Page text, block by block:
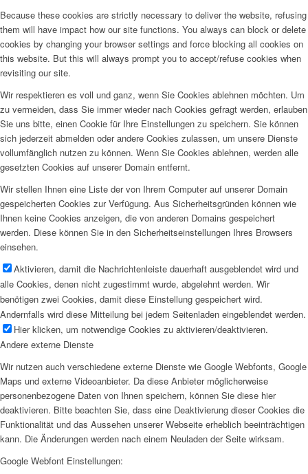
Because these cookies are strictly necessary to deliver the website, refusing
them will have impact how our site functions. You always can block or delete
cookies by changing your browser settings and force blocking all cookies on
this website. But this will always prompt you to accept/refuse cookies when
revisiting our site.
Wir respektieren es voll und ganz, wenn Sie Cookies ablehnen möchten. Um
zu vermeiden, dass Sie immer wieder nach Cookies gefragt werden, erlauben
Sie uns bitte, einen Cookie für Ihre Einstellungen zu speichern. Sie können
sich jederzeit abmelden oder andere Cookies zulassen, um unsere Dienste
vollumfänglich nutzen zu können. Wenn Sie Cookies ablehnen, werden alle
gesetzten Cookies auf unserer Domain entfernt.
Wir stellen Ihnen eine Liste der von Ihrem Computer auf unserer Domain
gespeicherten Cookies zur Verfügung. Aus Sicherheitsgründen können wie
Ihnen keine Cookies anzeigen, die von anderen Domains gespeichert
werden. Diese können Sie in den Sicherheitseinstellungen Ihres Browsers
einsehen.
Aktivieren, damit die Nachrichtenleiste dauerhaft ausgeblendet wird und
alle Cookies, denen nicht zugestimmt wurde, abgelehnt werden. Wir
benötigen zwei Cookies, damit diese Einstellung gespeichert wird.
Andernfalls wird diese Mitteilung bei jedem Seitenladen eingeblendet werden.
Hier klicken, um notwendige Cookies zu aktivieren/deaktivieren.
Andere externe Dienste
Wir nutzen auch verschiedene externe Dienste wie Google Webfonts, Google
Maps und externe Videoanbieter. Da diese Anbieter möglicherweise
personenbezogene Daten von Ihnen speichern, können Sie diese hier
deaktivieren. Bitte beachten Sie, dass eine Deaktivierung dieser Cookies die
Funktionalität und das Aussehen unserer Webseite erheblich beeinträchtigen
kann. Die Änderungen werden nach einem Neuladen der Seite wirksam.
Google Webfont Einstellungen: